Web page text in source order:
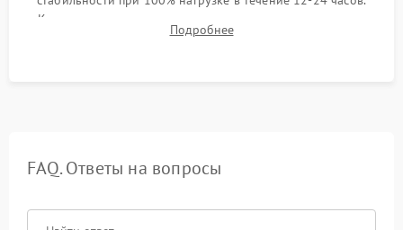
Контроль температурных режимов, проверка отсутствия
троттлинга и подготовка сервера к выдаче.
Подробнее
FAQ. Ответы на вопросы